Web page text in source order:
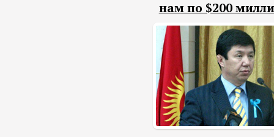
нам по $200